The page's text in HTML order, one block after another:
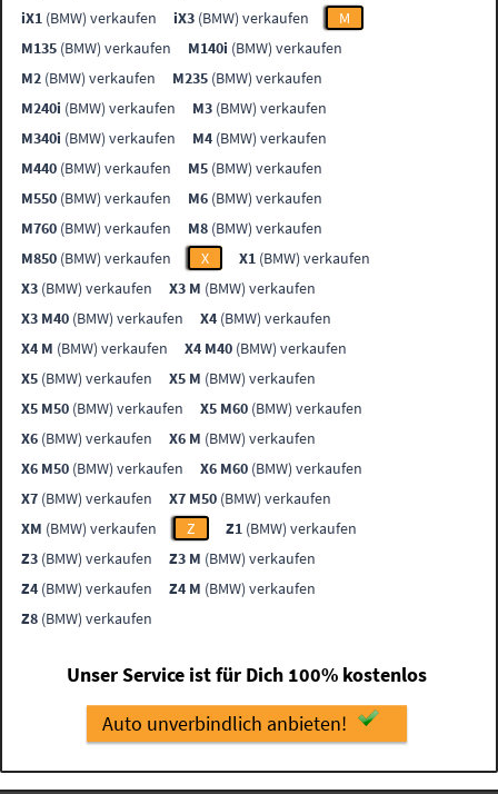
iX1 (BMW) verkaufen iX3 (BMW) verkaufen
M
M135 (BMW) verkaufen M140i (BMW) verkaufen
M2 (BMW) verkaufen M235 (BMW) verkaufen
M240i (BMW) verkaufen M3 (BMW) verkaufen
M340i (BMW) verkaufen M4 (BMW) verkaufen
M440 (BMW) verkaufen M5 (BMW) verkaufen
M550 (BMW) verkaufen M6 (BMW) verkaufen
M760 (BMW) verkaufen M8 (BMW) verkaufen
M850 (BMW) verkaufen X X1 (BMW) verkaufen
X3 (BMW) verkaufen X3 M (BMW) verkaufen
X3 M40 (BMW) verkaufen X4 (BMW) verkaufen
X4 M (BMW) verkaufen X4 M40 (BMW) verkaufen
X5 (BMW) verkaufen X5 M (BMW) verkaufen
X5 M50 (BMW) verkaufen X5 M60 (BMW) verkaufen
X6 (BMW) verkaufen X6 M (BMW) verkaufen
X6 M50 (BMW) verkaufen X6 M60 (BMW) verkaufen
X7 (BMW) verkaufen X7 M50 (BMW) verkaufen
XM (BMW) verkaufen Z Z1 (BMW) verkaufen
Z3 (BMW) verkaufen Z3 M (BMW) verkaufen
Z4 (BMW) verkaufen Z4 M (BMW) verkaufen
Z8 (BMW) verkaufen
Unser Service ist für Dich 100% kostenlos
Auto unverbindlich anbieten!